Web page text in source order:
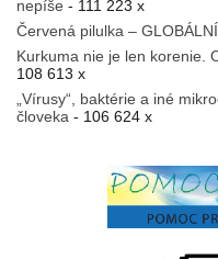
nepíše - 111 223 x
Červená pilulka –
Kurkuma nie je len korenie.
108 613 x
„Vírusy“, baktérie a iné
človeka - 106 624 x